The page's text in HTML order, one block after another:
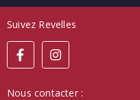
Suivez Revelles
Nous contacter :